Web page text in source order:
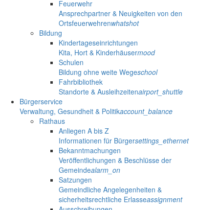
Feuerwehr
Ansprechpartner & Neuigkeiten von den
Ortsfeuerwehrenwhatshot
Bildung
Kindertageseinrichtungen
Kita, Hort & Kinderhäusermood
Schulen
Bildung ohne weite Wegeschool
Fahrbibliothek
Standorte & Ausleihzeitenairport_shuttle
Bürgerservice
Verwaltung, Gesundheit & Politikaccount_balance
Rathaus
Anliegen A bis Z
Informationen für Bürgersettings_ethernet
Bekanntmachungen
Veröffentlichungen & Beschlüsse der
Gemeindealarm_on
Satzungen
Gemeindliche Angelegenheiten &
sicherheitsrechtliche Erlasseassignment